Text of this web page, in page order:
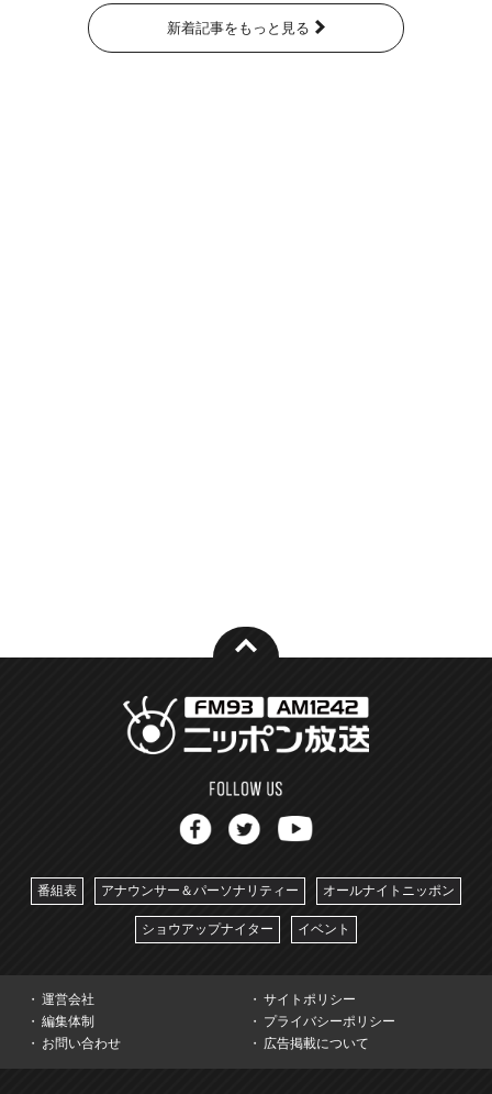
新着記事をもっと見る
番組表 アナウンサー＆パーソナリティー オールナイトニッポン
ショウアップナイター イベント
運営会社
サイトポリシー
編集体制
プライバシーポリシー
お問い合わせ
広告掲載について